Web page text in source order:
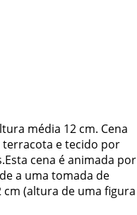
média 12 cm. Cena
e tecido por
cena é animada por
a uma tomada de
(altura de uma figura